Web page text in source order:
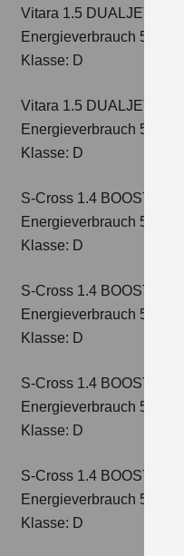
Vitara 1.5 DUALJET
Energieverbrauch 5,6 l/
Klasse: D
Vitara 1.5 DUALJET
Energieverbrauch 5,6 l/
Klasse: D
S-Cross 1.4
Energieverbrauch 5,4 l/
Klasse: D
S-Cross 1.4
Energieverbrauch 5,4 l/
Klasse: D
S-Cross 1.4
Energieverbrauch 5,8 l/
Klasse: D
S-Cross 1.4
Energieverbrauch 5,6 l/
Klasse: D